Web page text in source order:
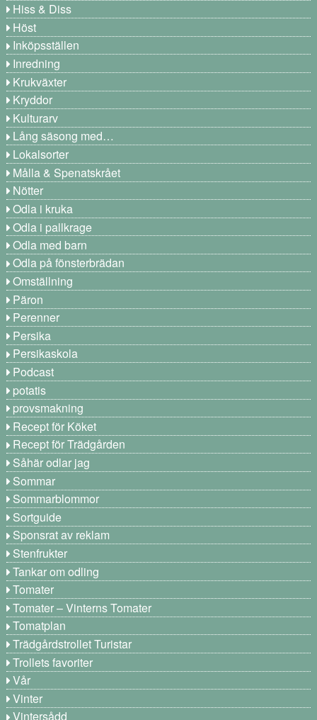
Hiss & Diss
Höst
Inköpsställen
Inredning
Krukväxter
Kryddor
Kulturarv
Lång säsong med…
Lokalsorter
Målla & Spenatskrået
Nötter
Odla i kruka
Odla i pallkrage
Odla med barn
Odla på fönsterbrädan
Omställning
Päron
Perenner
Persika
Persikaskola
Podcast
potatis
provsmakning
Recept för Köket
Recept för Trädgården
Såhär odlar jag
Sommar
Sommarblommor
Sortguide
Sponsrat av reklam
Stenfrukter
Tankar om odling
Tomater
Tomater – Vinterns Tomater
Tomatplan
Trädgårdstrollet Turistar
Trollets favoriter
Vår
Vinter
Vintersådd